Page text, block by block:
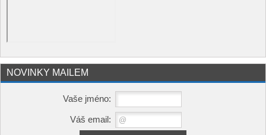
NOVINKY MAILEM
Vaše jméno:
Váš email: